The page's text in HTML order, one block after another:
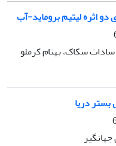
اثره لیتیم بروماید-آب
سکاک، بهنام کرملو
دریا